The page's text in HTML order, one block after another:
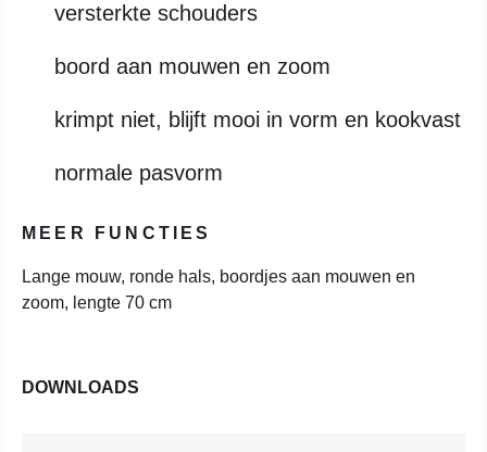
versterkte schouders
boord aan mouwen en zoom
krimpt niet, blijft mooi in vorm en kookvast
normale pasvorm
MEER FUNCTIES
Lange mouw, ronde hals, boordjes aan mouwen en
zoom, lengte 70 cm
DOWNLOADS